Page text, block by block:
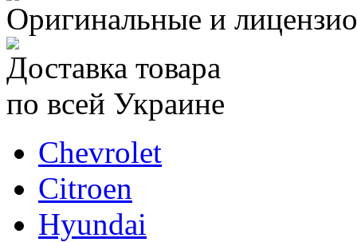
Оригинальные и
Доставка товара
по всей Украине
Chevrolet
Citroen
Hyundai